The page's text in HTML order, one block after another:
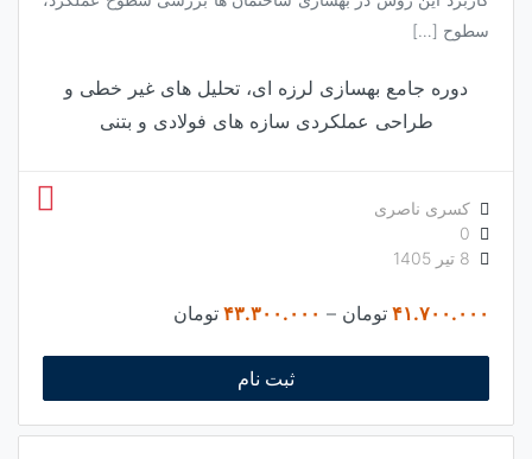
دوره جامع بهسازی لرزه ای، تحلیل های غیر خطی و
طراحی عملکردی سازه های فولادی و بتنی
سطوح […]
کسری ناصری
0
8 تیر 1405
۴۱.۷۰۰.۰۰۰ تومان – ۴۳.۳۰۰.۰۰۰ تومان
through
۴۳.۳۰۰.۰۰۰ تومان
ثبت نام